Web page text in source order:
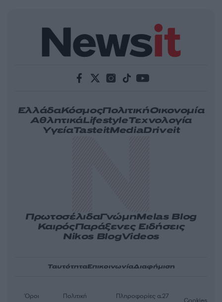
ΕλλάδαΚόσμοςΠολιτικήΟικονομία
ΑθλητικάLifestyleΤεχνολογία
ΥγείαTasteitMediaDriveit
ΠρωτοσέλιδαΓνώμηMelas Blog
ΚαιρόςΠαράξενες Ειδήσεις
Nikos BlogVideos
ΤαυτότηταΕπικοινωνίαΔιαφήμιση
Όροι
Πολιτική
Πληροφορίες α.27